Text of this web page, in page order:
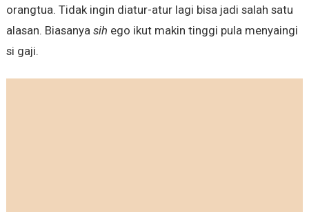
orangtua. Tidak ingin diatur-atur lagi bisa jadi salah satu
alasan. Biasanya sih ego ikut makin tinggi pula menyaingi
si gaji.